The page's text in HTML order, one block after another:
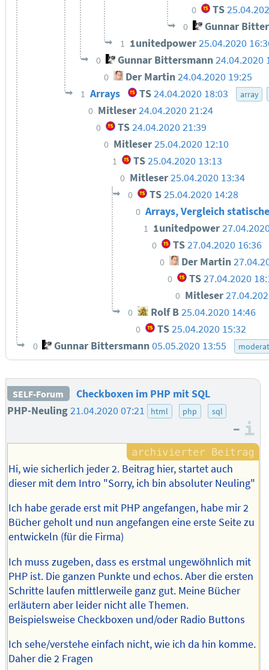
0 TS
0 Gunnar
1 1unitedpower25.04.2020
0 Gunnar Bittersmann24.04.2020
0 Der Martin24.04.2020 19:25
1 Arrays TS24.04.2020 18:03 array
0 Mitleser24.04.2020 21:24
0 TS24.04.2020 21:39
0 Mitleser25.04.2020 12:10
1 TS25.04.2020 13:13
0 Mitleser25.04.2020 13:34
0 TS25.04.2020 14:28
0 Arrays, Vergleich
1 1unitedpower
0 TS27.04.2020 16:36
0 Der Martin
0 TS27.04.2020
0 Mitleser
0 Rolf B 25.04.2020 14:46
0 TS25.04.2020 15:32
0 Gunnar Bittersmann05.05.2020 13:55
SELF-Forum
Checkboxen im PHP mit SQL
PHP-Neuling21.04.2020 07:21 html php sql
–
Hi, wie sicherlich jeder 2. Beitrag hier, startet auch
dieser mit dem Intro "Sorry, ich bin absoluter Neuling"
Ich habe gerade erst mit PHP angefangen, habe mir 2
Bücher geholt und nun angefangen eine erste Seite zu
entwickeln (für die Firma)
Ich muss zugeben, dass es erstmal ungewöhnlich mit
PHP ist. Die ganzen Punkte und echos. Aber die ersten
Schritte laufen mittlerweile ganz gut. Meine Bücher
erläutern aber leider nicht alle Themen.
Beispielsweise Checkboxen und/oder Radio Buttons
Ich sehe/verstehe einfach nicht, wie ich da hin komme.
Daher die 2 Fragen